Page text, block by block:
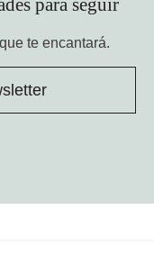
te encantará.